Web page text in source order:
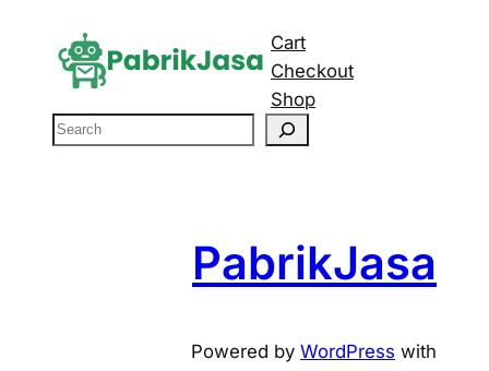
Cart
Checkout
Shop
S
PabrikJasa
Powered by WordPress with